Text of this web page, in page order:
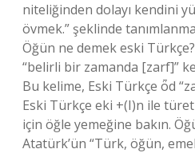
niteliğinden dolayı kendini
övmek.” şeklinde
Öğün ne demek eski
“belirli bir zamanda [zarf]”
Bu kelime, Eski Türkçe ȫd
Eski Türkçe eki +(I)n ile
için öğle yemeğine bakın.
Atatürk’ün “Türk, öğün,